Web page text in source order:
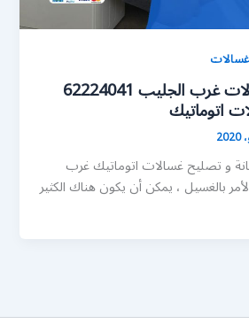
خدمة صيانة غسالات غرب الجليب 62224041
اتوماتيك
و تصليح غسالات اتوماتيك غرب
بالغسيل ، يمكن أن يكون هناك الكثير